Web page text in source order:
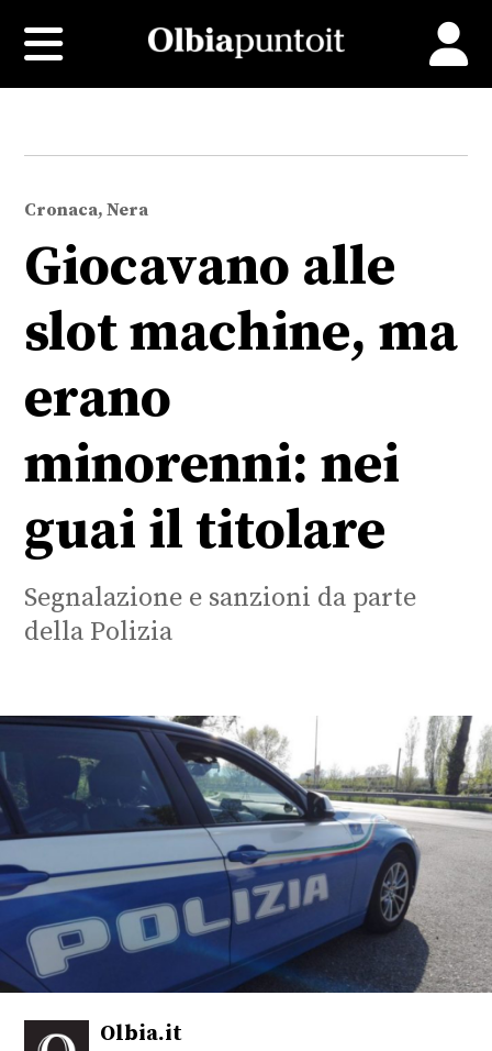
Cronaca, Nera
Giocavano alle
slot machine, ma
erano
minorenni: nei
guai il titolare
Segnalazione e sanzioni da parte
della Polizia
Olbia.it